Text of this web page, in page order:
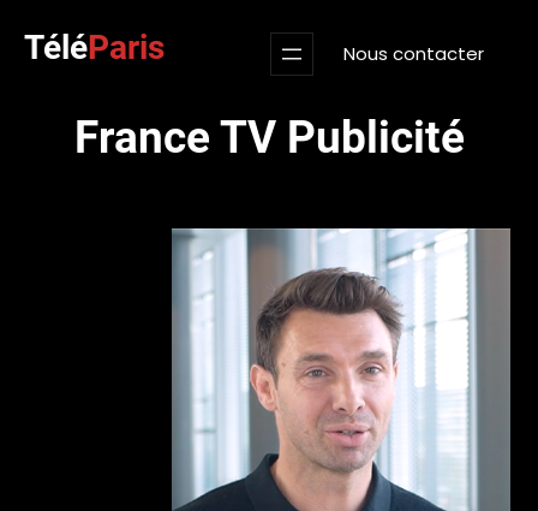
TéléParis Nous contacter
France TV Publicité